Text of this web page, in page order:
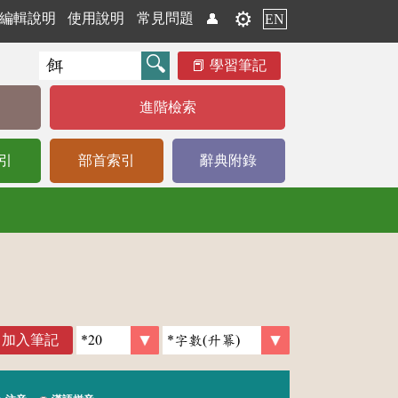
編輯說明 使用說明 常見問題 👤 ⚙️ EN
學習筆記
進階檢索
部首索引 辭典附錄
加入筆記